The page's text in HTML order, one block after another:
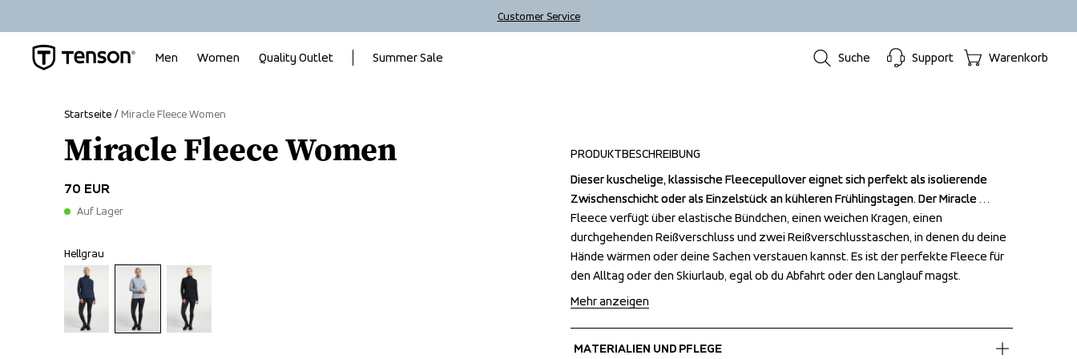
Customer Service
Men Women Quality Outlet Summer Sale Suche Support Warenkorb
Startseite Miracle Fleece Women
Miracle Fleece Women
70 EUR
Auf Lager
Hellgrau
PRODUKTBESCHREIBUNG
Dieser kuschelige, klassische Fleecepullover eignet sich perfekt als isolierende
Zwischenschicht oder als Einzelstück an kühleren Frühlingstagen. Der Miracle
Fleece verfügt über elastische Bündchen, einen weichen Kragen, einen
durchgehenden Reißverschluss und zwei Reißverschlusstaschen, in denen du deine
Hände wärmen oder deine Sachen verstauen kannst. Es ist der perfekte Fleece für
den Alltag oder den Skiurlaub, egal ob du Abfahrt oder den Langlauf magst.
Dieser kuschelige, klassische Fleecepullover eignet sich perfekt als isolierende
Zwischenschicht oder als Einzelstück an kühleren Frühlingstagen. Der Miracle
Fleece verfügt über elastische Bündchen, einen weichen Kragen, einen
durchgehenden Reißverschluss und zwei Reißverschlusstaschen, in denen du deine
Hände wärmen oder deine Sachen verstauen kannst. Es ist der perfekte Fleece für
den Alltag oder den Skiurlaub, egal ob du Abfahrt oder den Langlauf magst.
Mehr anzeigen
MATERIALIEN UND PFLEGE